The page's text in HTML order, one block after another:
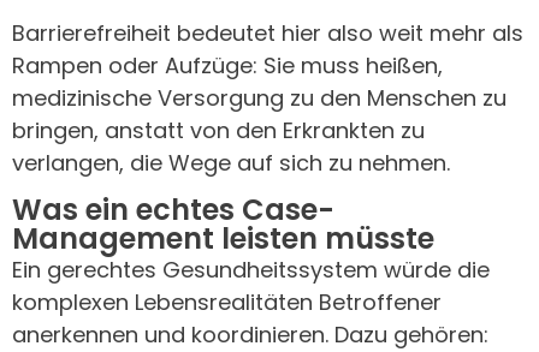
Barrierefreiheit bedeutet hier also weit mehr als
Rampen oder Aufzüge: Sie muss heißen,
medizinische Versorgung zu den Menschen zu
bringen, anstatt von den Erkrankten zu
verlangen, die Wege auf sich zu nehmen.
Was ein echtes Case-
Management leisten müsste
Ein gerechtes Gesundheitssystem würde die
komplexen Lebensrealitäten Betroffener
anerkennen und koordinieren. Dazu gehören: